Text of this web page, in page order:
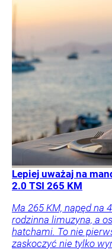
Lepiej uważaj na
2.0 TSI 265 KM
Ma 265 KM, napęd na
rodzinna limuzyna, a
hatchami. To nie
zaskoczyć nie tylko